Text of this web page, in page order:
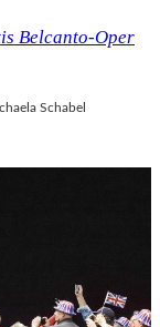
Belcanto-Oper
Schabel